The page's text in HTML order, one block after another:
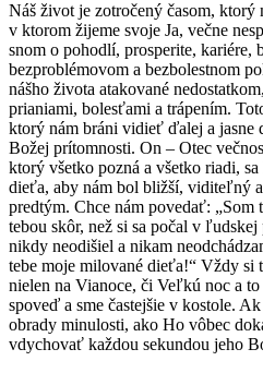
Náš život je zotročený časom, ktorý
v ktorom žijeme svoje Ja, večne
snom o pohodlí, prosperite, kariére,
bezproblémovom a bezbolestnom
nášho života atakované
prianiami, bolesťami a trápením.
ktorý nám bráni vidieť ďalej a jasne
Božej prítomnosti. On – Otec
ktorý všetko pozná a všetko riadi,
dieťa, aby nám bol bližší, viditeľný
predtým. Chce nám povedať: „Som
tebou skôr, než si sa počal v
nikdy neodišiel a nikam
tebe moje milované dieťa!“ Vždy si
nielen na Vianoce, či Veľkú noc a to
spoveď a sme častejšie v kostole.
obrady minulosti, ako Ho vôbec
vdychovať každou sekundou jeho